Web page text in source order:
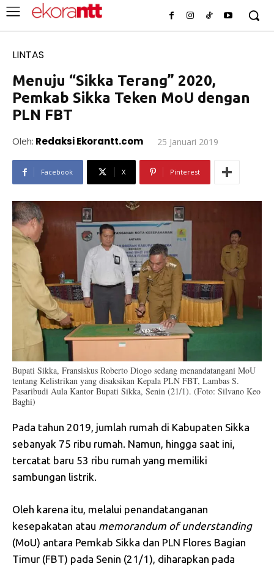
LINTAS
Menuju “Sikka Terang” 2020,
Pemkab Sikka Teken MoU dengan
PLN FBT
Oleh: Redaksi Ekorantt.com 25 Januari 2019
Facebook X Pinterest
Bupati Sikka, Fransiskus Roberto Diogo sedang menandatangani MoU
tentang Kelistrikan yang disaksikan Kepala PLN FBT, Lambas S.
Pasaribudi Aula Kantor Bupati Sikka, Senin (21/1). (Foto: Silvano Keo
Baghi)
Pada tahun 2019, jumlah rumah di Kabupaten Sikka
sebanyak 75 ribu rumah. Namun, hingga saat ini,
tercatat baru 53 ribu rumah yang memiliki
sambungan listrik.
Oleh karena itu, melalui penandatanganan
kesepakatan atau memorandum of understanding
(MoU) antara Pemkab Sikka dan PLN Flores Bagian
Timur (FBT) pada Senin (21/1), diharapkan pada